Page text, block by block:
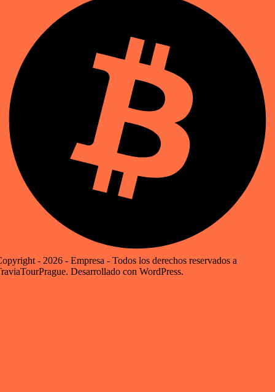
- 2026 - Empresa - Todos los derechos reservados a
Desarrollado con WordPress.